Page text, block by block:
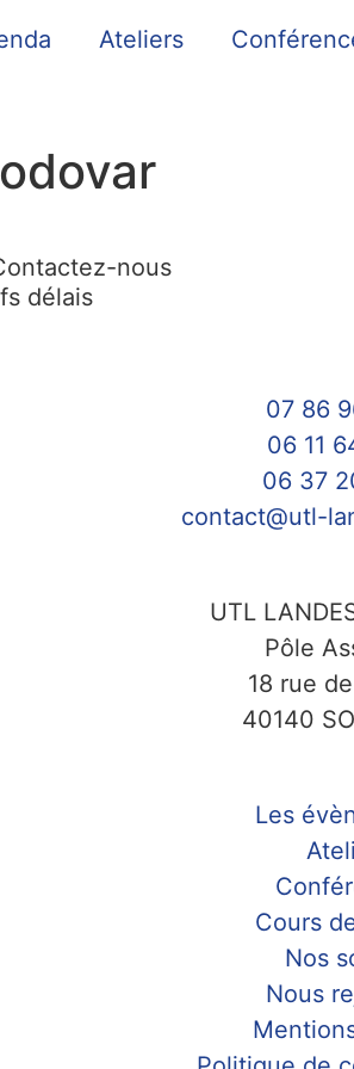
Ateliers
nous
délais
07 86
06 11
06 37
contact@utl-
UTL
Pôle
18 rue
40140
Les
Cours
Nos
Nous